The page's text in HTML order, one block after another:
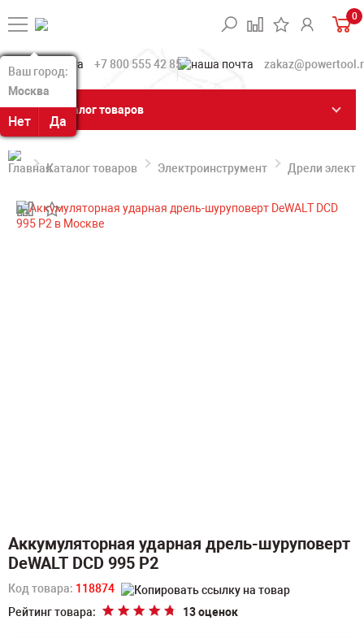
Ваш город:
Москва
Нет Да
Ваш город:
Москва
Нет Да
0
+7 800 555 42 85
Каталог товаров
Каталог товаров Электроинструмент Дрели
Аккумуляторная ударная дрель-шуруповерт
DeWALT DCD 995 P2
Код товара: 118874
Рейтинг товара:
13 оценок